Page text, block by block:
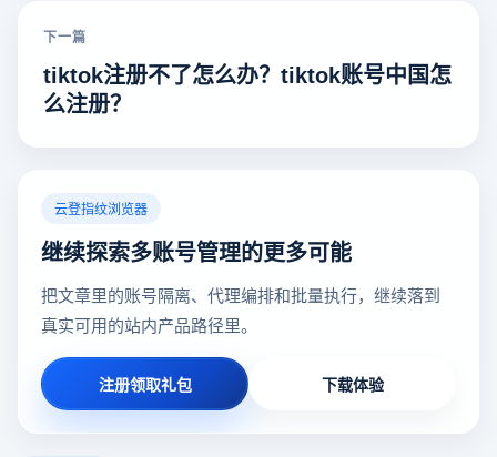
下一篇
tiktok注册不了怎么办？tiktok账号中国怎
么注册？
云登指纹浏览器
继续探索多账号管理的更多可能
把文章里的账号隔离、代理编排和批量执行，继续落到
真实可用的站内产品路径里。
注册领取礼包 下载体验